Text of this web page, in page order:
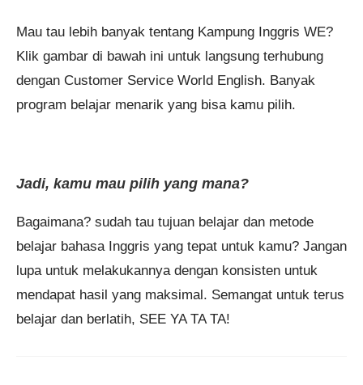
Mau tau lebih banyak tentang Kampung Inggris WE?
Klik gambar di bawah ini untuk langsung terhubung
dengan Customer Service World English. Banyak
program belajar menarik yang bisa kamu pilih.
Jadi, kamu mau pilih yang mana?
Bagaimana? sudah tau tujuan belajar dan metode
belajar bahasa Inggris yang tepat untuk kamu? Jangan
lupa untuk melakukannya dengan konsisten untuk
mendapat hasil yang maksimal. Semangat untuk terus
belajar dan berlatih, SEE YA TA TA!